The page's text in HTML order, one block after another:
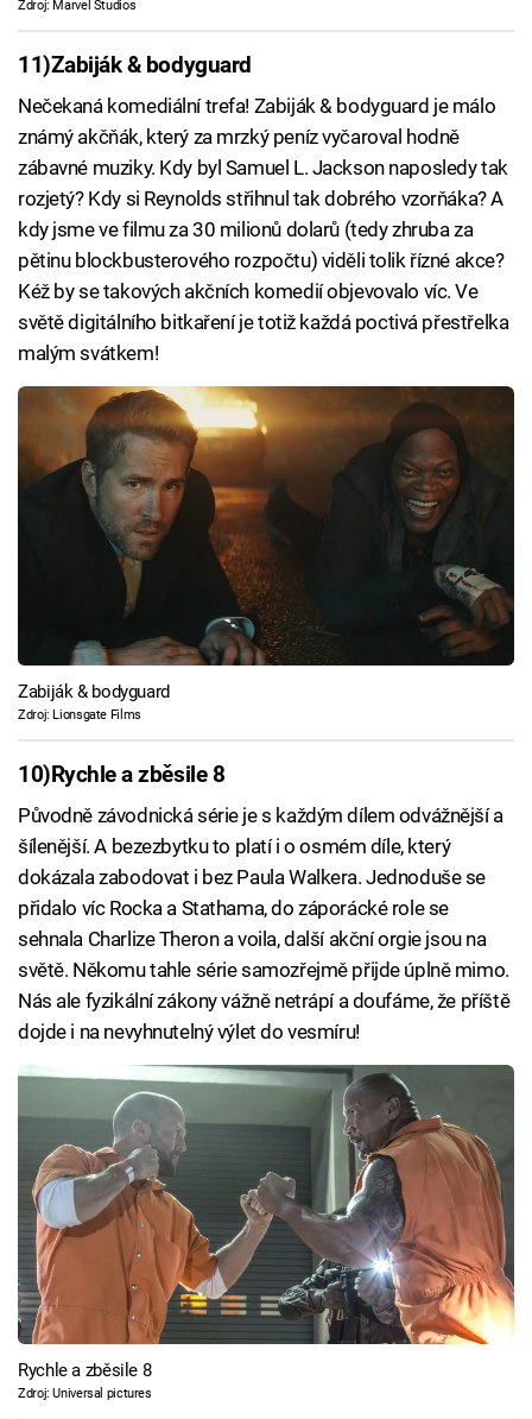
Zdroj: Marvel Studios
11)Zabiják & bodyguard
Nečekaná komediální trefa! Zabiják & bodyguard je málo
známý akčňák, který za mrzký peníz vyčaroval hodně
zábavné muziky. Kdy byl Samuel L. Jackson naposledy tak
rozjetý? Kdy si Reynolds střihnul tak dobrého vzorňáka? A
kdy jsme ve filmu za 30 milionů dolarů (tedy zhruba za
pětinu blockbusterového rozpočtu) viděli tolik řízné akce?
Kéž by se takových akčních komedií objevovalo víc. Ve
světě digitálního bitkaření je totiž každá poctivá přestřelka
malým svátkem!
Zabiják & bodyguard
Zdroj: Lionsgate Films
10) Rychle a zběsile 8
Původně závodnická série je s každým dílem odvážnější a
šílenější. A bezezbytku to platí i o osmém díle, který
dokázala zabodovat i bez Paula Walkera. Jednoduše se
přidalo víc Rocka a Stathama, do záporácké role se
sehnala Charlize Theron a voila, další akční orgie jsou na
světě. Někomu tahle série samozřejmě přijde úplně mimo.
Nás ale fyzikální zákony vážně netrápí a doufáme, že příště
dojde i na nevyhnutelný výlet do vesmíru!
Rychle a zběsile 8
Zdroj: Universal pictures